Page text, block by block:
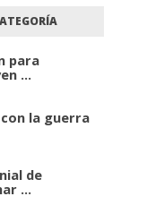
para
...
la guerra
de
...